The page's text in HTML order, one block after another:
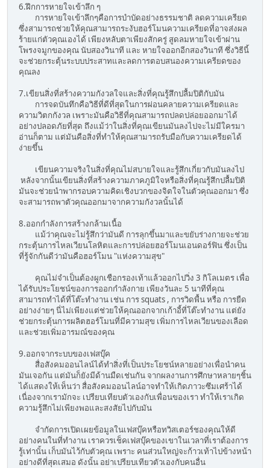
6.ฝึกการหายใจเข้าลึก ๆ
การหายใจเข้าลึกๆคือการบำบัดอย่างธรรมชาติ ลดความเครียด
ซึ่งสามารถช่วยให้คุณสามารถระงับฮอร์โมนความเครียดที่อาจส่งผล
ร้ายแก่ตัวคุณเองได้ เพียงหลับตาเพียงสักครู่ สูดลมหายใจเข้าผ่าน
โพรงจมูกของคุณ นับสองวินาที และ หายใจออกอีกสองวินาที ซึ่งวิธีนี้
จะช่วยกระตุ้นระบบประสาทและลดการตอบสนองความเครียดของ
คุณลง
7.เขียนสิ่งที่สร้างความกังวลใจและสิ่งที่คุณรู้สึกปลื้มปิติกับมัน
การจดบันทึกคือวิธีที่ดีที่สุดในการผ่อนคลายความเครียดและ
ความวิตกกังวล เพราะมันคือวิธีที่คุณสามารถปลดปล่อยออกมาได้
อย่างปลอดภัยที่สุด ถึงแม้ว่าในสิ่งที่คุณเขียนมันลงไปจะไม่มีใครมา
อ่านก็ตาม แต่มันคือสิ่งที่ทำให้คุณสามารถรับมือกับความเครียดได้
ง่ายขึ้น
เขียนความจริงในสิ่งที่คุณไม่สบายใจและรู้สึกเกี่ยวกับมันลงไป
หลังจากนั้นเขียนสิ่งที่สร้างความภาคภูมิใจหรือสิ่งที่คุณรู้สึกปลื้มปิติ
มันจะช่วยนำพากรอบความคิดเชิงบวกของจิตใจในตัวคุณออกมา ซึ่ง
จะสามารถพาตัวคุณออกมาจากความกังวลนั้นได้
8.ออกกำลังการสร้างกล้ามเนื้อ
แม้ว่าคุณจะไม่รู้สึกว่ามันดี การลุกขึ้นมาและขยับร่างกายจะช่วย
กระตุ้นการไหลเวียนโลหิตและการปล่อยฮอร์โมนเอนดอร์ฟิน ซึ่งเป็น
ที่รู้จักกันดีว่ามันคือฮอร์โมน "แห่งความสุข"
คุณไม่จำเป็นต้องผูกเชือกรองเท้าแล้วออกไปวิ่ง 3 กิโลเมตร เพื่อ
ได้รับประโยชน์ของการออกกำลังกาย เพียงวันละ 5 นาทีที่คุณ
สามารถทำได้ที่โต๊ะทำงาน เช่น การ squats , การวิดพื้น หรือ การยืด
อย่างง่ายๆ นี่ไม่เพียงแต่ช่วยให้คุณออกจากเก้าอี้ที่โต๊ะทำงาน แต่ยัง
ช่วยกระตุ้นการผลิตฮอร์โมนที่มีความสุข เพิ่มการไหลเวียนของเลือด
และช่วยเพิ่มอารมณ์ของคุณ
9.ออกจากระบบของเฟสบุ๊ค
สื่อสังคมออนไลน์ได้ทำสิ่งที่เป็นประโยชน์หลายอย่างเพื่อนำคน
มันเจอกัน แต่มันก็ยังมีด้านมืดเช่นกัน จากผลงานการศึกษาหลายๆชิ้น
ได้แสดงให้เห็นว่า สื่อสังคมออนไลน์อาจทำให้เกิดภาวะซึมเศร้าได้
เนื่องจากเรามักจะ เปรียบเทียบตัวเองกับเพื่อนของเรา ทำให้เราเกิด
ความรู้สึกไม่เพียงพอและสงสัยไปกับมัน
จำกัดการเปิดเผยข้อมูลในเฟสบุ๊คหรือทวิสเตอร์ชองคุณให้ดี
อย่างคนในที่ทำงาน เราควรเช็คเฟสบุ๊คของเขาในเวลาที่เราต้องการ
รู้เท่านั้น เก็บมันไว้กับตัวคุณ เพราะ คนส่วนใหญ่จะก้าวเท้าไปข้างหน้า
อย่างดีที่สุดเสมอ ดังนั้น อย่าเปรียบเทียวตัวเองกับคนอื่น